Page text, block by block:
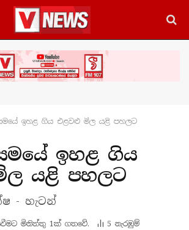
ඉහළ ගිය එළවළු මිල යළි පහලට
ඉහළ ගිය
යළි පහලට
- හැටන්
මිනිත්තු 1ක් ගතවේ. 5 නැරඹු​ම්